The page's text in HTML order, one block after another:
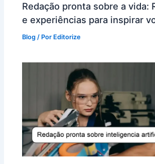
Redação pronta sobre a vida:
e experiências para inspirar
Blog / Por Editorize